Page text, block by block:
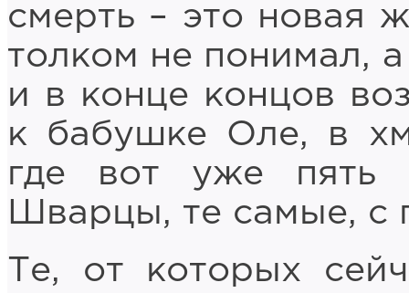
смерть – это новая
толком не понимал,
и в конце концов
к бабушке Оле, в
где вот уже пять
Шварцы, те самые, с
Те, от которых